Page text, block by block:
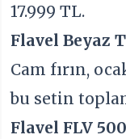
17.999 TL.
Flavel Beyaz
Cam fırın,
bu setin
Flavel FLV